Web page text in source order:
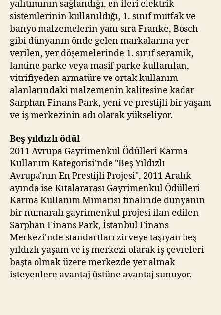
yalıtımının sağlandığı, en ileri elektrik
sistemlerinin kullanıldığı, 1. sınıf mutfak ve
banyo malzemelerin yanı sıra Franke, Bosch
gibi dünyanın önde gelen markalarına yer
verilen, yer döşemelerinde 1. sınıf seramik,
lamine parke veya masif parke kullanılan,
vitrifiyeden armatüre ve ortak kullanım
alanlarındaki malzemenin kalitesine kadar
Sarphan Finans Park, yeni ve prestijli bir yaşam
ve iş merkezinin adı olarak yükseliyor.
Beş yıldızlı ödül
2011 Avrupa Gayrimenkul Ödülleri Karma
Kullanım Kategorisi'nde "Beş Yıldızlı
Avrupa'nın En Prestijli Projesi", 2011 Aralık
ayında ise Kıtalararası Gayrimenkul Ödülleri
Karma Kullanım Mimarisi finalinde dünyanın
bir numaralı gayrimenkul projesi ilan edilen
Sarphan Finans Park, İstanbul Finans
Merkezi'nde standartları zirveye taşıyan beş
yıldızlı yaşam ve iş merkezi olarak iş çevreleri
başta olmak üzere merkezde yer almak
isteyenlere avantaj üstüne avantaj sunuyor.